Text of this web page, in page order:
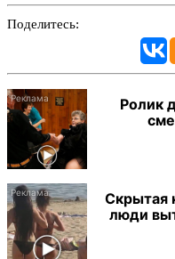
Поделитесь:
Ролик
Скрытая
люди